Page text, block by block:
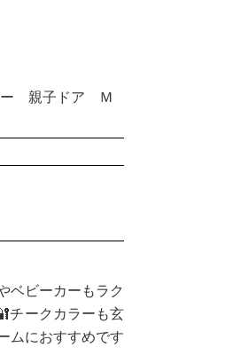
ー 親子ドア Ｍ
ベビーカーもラク
チークカラーも玄
ムにおすすめです